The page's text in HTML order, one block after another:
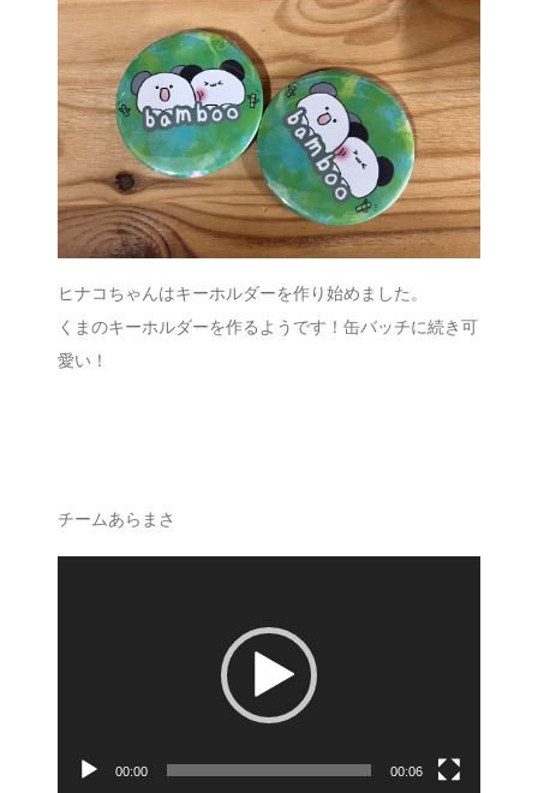
ヒナコちゃんはキーホルダーを作り始めました。
くまのキーホルダーを作るようです！缶バッチに続き可
愛い！
チームあらまさ
00:00 00:06